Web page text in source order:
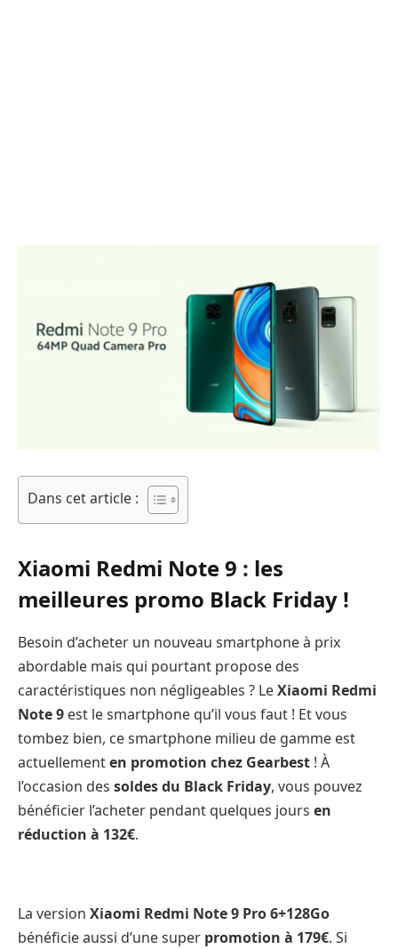
Dans cet article :
Xiaomi Redmi Note 9 : les
meilleures promo Black Friday !
Besoin d’acheter un nouveau smartphone à prix
abordable mais qui pourtant propose des
caractéristiques non négligeables ? LeXiaomi Redmi
Note 9 est le smartphone qu’il vous faut ! Et vous
tombez bien, ce smartphone milieu de gamme est
actuellementen promotion chez Gearbest ! À
l’occasion des soldes du Black Friday, vous pouvez
bénéficier l’acheter pendant quelques jours en
réduction à 132€.
La version Xiaomi Redmi Note 9 Pro 6+128Go
bénéficie aussi d’une super promotion à 179€. Si